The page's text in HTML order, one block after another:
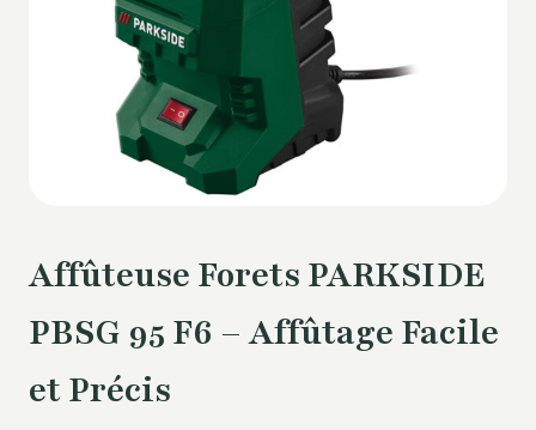
Affûteuse Forets PARKSIDE
PBSG 95 F6 – Affûtage Facile
et Précis